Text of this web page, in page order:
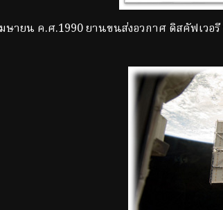
น ค.ศ.1990 ยานขนส่งอวกาศ ดิสคัฟเวอรี